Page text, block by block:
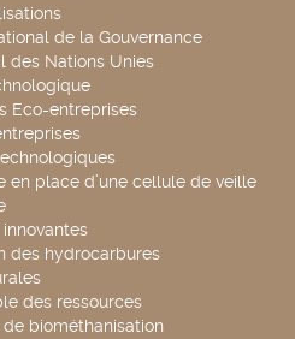
de la Gouvernance
des Nations Unies
Eco-entreprises
en place d’une cellule de veille
des hydrocarbures
des ressources
biométhanisation